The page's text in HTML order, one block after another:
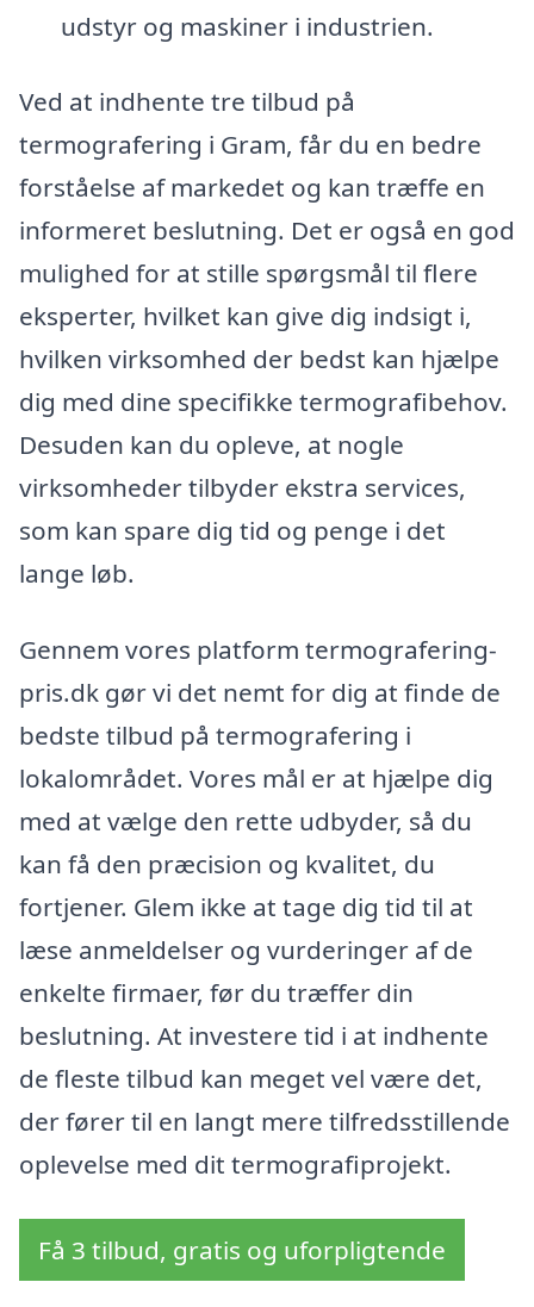
udstyr og maskiner i industrien.
Ved at indhente tre tilbud på
termografering i Gram, får du en bedre
forståelse af markedet og kan træffe en
informeret beslutning. Det er også en god
mulighed for at stille spørgsmål til flere
eksperter, hvilket kan give dig indsigt i,
hvilken virksomhed der bedst kan hjælpe
dig med dine specifikke termografibehov.
Desuden kan du opleve, at nogle
virksomheder tilbyder ekstra services,
som kan spare dig tid og penge i det
lange løb.
Gennem vores platform termografering-
pris.dk gør vi det nemt for dig at finde de
bedste tilbud på termografering i
lokalområdet. Vores mål er at hjælpe dig
med at vælge den rette udbyder, så du
kan få den præcision og kvalitet, du
fortjener. Glem ikke at tage dig tid til at
læse anmeldelser og vurderinger af de
enkelte firmaer, før du træffer din
beslutning. At investere tid i at indhente
de fleste tilbud kan meget vel være det,
der fører til en langt mere tilfredsstillende
oplevelse med dit termografiprojekt.
Få 3 tilbud, gratis og uforpligtende